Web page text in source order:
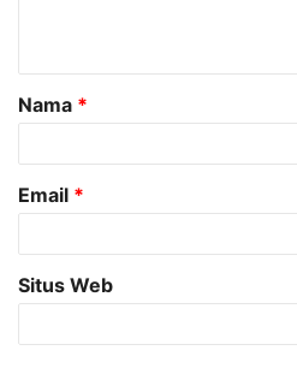
a
r
Nama *
Email *
Situs Web